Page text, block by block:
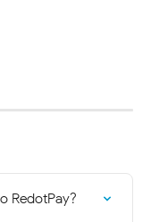
RedotPay?